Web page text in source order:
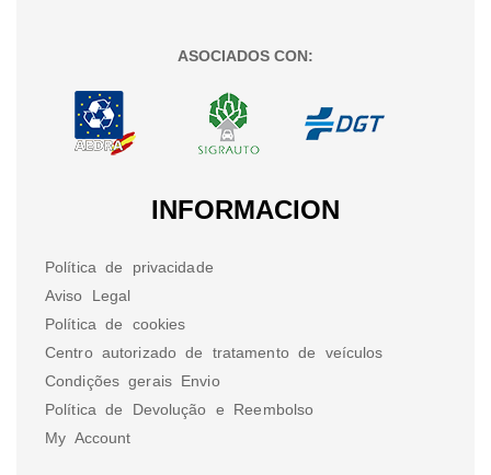
ASOCIADOS CON:
INFORMACION
Política de privacidade
Aviso Legal
Política de cookies
Centro autorizado de tratamento de veículos
Condições gerais Envio
Política de Devolução e Reembolso
My Account